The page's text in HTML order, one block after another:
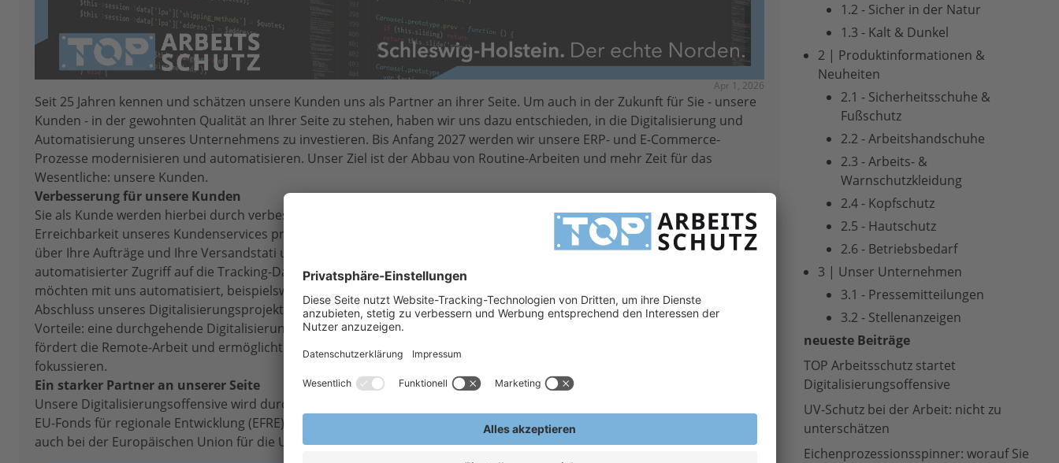
Apr 1, 2026
Seit 25 Jahren kennen und schätzen unsere Kunden uns als Partner an ihrer Seite. Um auch in der Zukunft für Sie - unsere
Kunden - in der gewohnten Qualität an Ihrer Seite zu stehen, haben wir uns dazu entschieden, in die Digitalisierung und
Automatisierung unseres Unternehmens zu investieren. Bis Anfang 2027 werden wir unsere ERP- und E-Commerce-
Prozesse modernisieren und automatisieren. Unser Ziel ist der Abbau von Routine-Arbeiten und mehr Zeit für das
Wesentliche: unsere Kunden.
Verbesserung für unsere Kunden
Sie als Kunde werden hierbei durch verbesserte Vertriebsprozesse, digitalisierte Kundenportale und eine bessere
Erreichbarkeit unseres Kundenservices profitieren. Nach Abschluss des Projekts erhalten Sie auf einen Klick Überblick
über Ihre Aufträge und Ihre Versandstati und können Ihre offenen Rechnungen unkompliziert digital einsehen. Auch ein
automatisierter Zugriff auf die Tracking-Daten Ihrer Bestellung wird zukünftig unkompliziert ermöglicht werden. Sie
möchten mit uns automatisiert, beispielsweise per EDIFACT oder OCI/Punchout, kommunizieren? Auch dies wird nach
Abschluss unseres Digitalisierungsprojekts problemlos möglich sein. Auch für unser Serviceteam ergeben sich starke
Vorteile: eine durchgehende Digitalisierung und Automatisierung unserer Geschäftsprozesse minimiert Routine-Arbeiten,
fördert die Remote-Arbeit und ermöglicht uns, sich auf den wichtigsten Baustein unseres Erfolgs - unsere Kunden - zu
fokussieren.
Ein starker Partner an unserer Seite
Unsere Digitalisierungsoffensive wird durch das Land Schleswig-Holstein im Landesprogramm Wirtschaft sowie aus dem
EU-Fonds für regionale Entwicklung (EFRE) unterstützt. Wir bedanken uns herzlich sowohl beim Land Schleswig-Holstein als
auch bei der Europäischen Union für die Unterstützung.
1.2 - Sicher in der Natur
1.3 - Kalt & Dunkel
2 | Produktinformationen &
Neuheiten
2.1 - Sicherheitsschuhe &
Fußschutz
2.2 - Arbeitshandschuhe
2.3 - Arbeits- &
Warnschutzkleidung
2.4 - Kopfschutz
2.5 - Hautschutz
2.6 - Betriebsbedarf
3 | Unser Unternehmen
3.1 - Pressemitteilungen
3.2 - Stellenanzeigen
neueste Beiträge
TOP Arbeitsschutz startet
Digitalisierungsoffensive
UV-Schutz bei der Arbeit: nicht zu
unterschätzen
Eichenprozessionsspinner: worauf Sie